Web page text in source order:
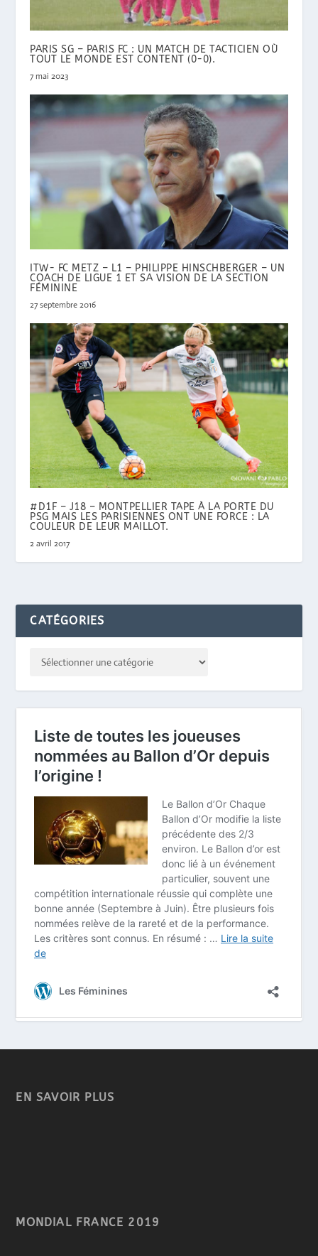
PARIS SG – PARIS FC : UN MATCH DE TACTICIEN OÙ
TOUT LE MONDE EST CONTENT (0-0).
7 mai 2023
ITW- FC METZ – L1 – PHILIPPE HINSCHBERGER – UN
COACH DE LIGUE 1 ET SA VISION DE LA SECTION
FÉMININE
27 septembre 2016
#D1F – J18 – MONTPELLIER TAPE À LA PORTE DU
PSG MAIS LES PARISIENNES ONT UNE FORCE : LA
COULEUR DE LEUR MAILLOT.
2 avril 2017
CATÉGORIES
EN SAVOIR PLUS
MONDIAL FRANCE 2019